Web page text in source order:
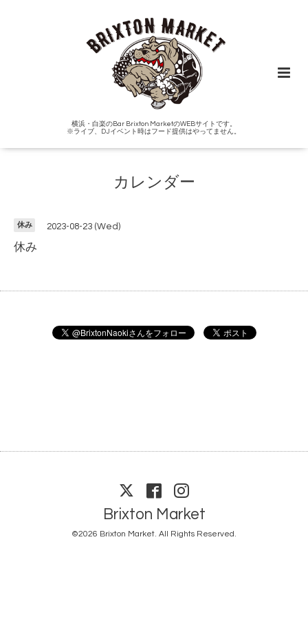
横浜・白楽のBar Brixton MarketのWEBサイトです。
※ライブ、DJイベント時はフード提供はやってません。
カレンダー
休み 2023-08-23 (Wed)
休み
Brixton Market
©2026 Brixton Market. All Rights Reserved.